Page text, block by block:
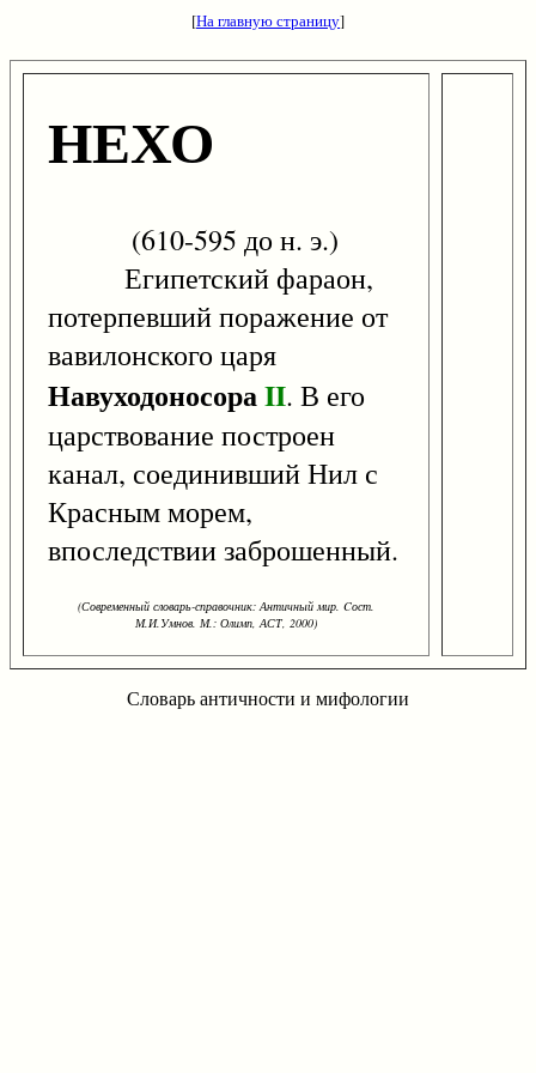
[На главную страницу]
НЕХО
(610-595 до н. э.)
Египетский фараон,
потерпевший поражение от
вавилонского царя
НавуходоносораII. В его
царствование построен
канал, соединивший Нил с
Красным морем,
впоследствии заброшенный.
(Современный словарь-справочник: Античный мир. Cост.
М.И.Умнов. М.: Олимп, АСТ, 2000)
Словарь античности и мифологии